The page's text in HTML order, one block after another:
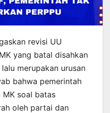
revisi UU
yang batal disahkan
merupakan urusan
bahwa pemerintah
MK soal batas
oleh partai dan